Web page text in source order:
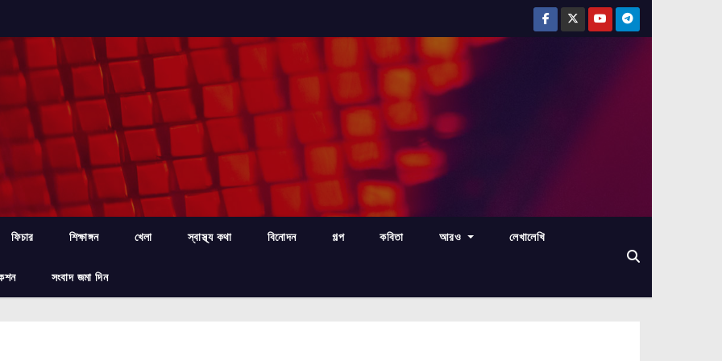
ফিচার শিক্ষাঙ্গন খেলা স্বাস্থ্য কথা বিনোদন গল্প কবিতা আরও লেখালেখি
সংবাদ জমা দিন